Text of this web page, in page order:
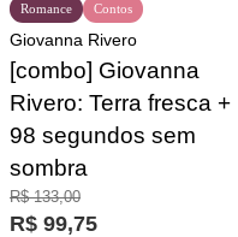
Contos
Romance
Giovanna Rivero
[combo] Giovanna
Rivero: Terra fresca +
98 segundos sem
sombra
R$133,00
R$ 99,75